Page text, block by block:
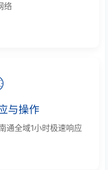
络
与操作
通全域1小时极速响应